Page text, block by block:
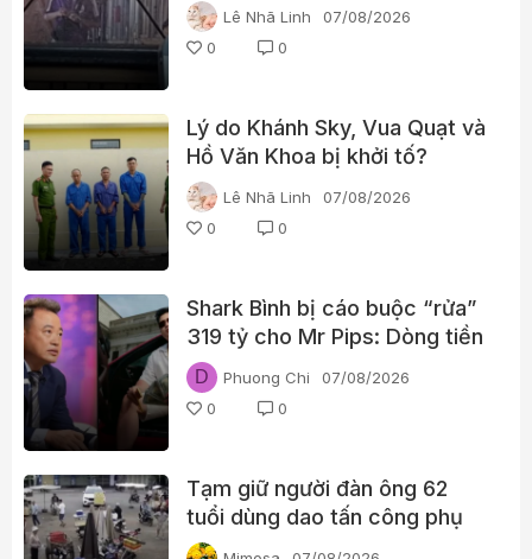
Lê Nhã Linh
07/08/2026
0
0
Lý do Khánh Sky, Vua Quạt và
Hồ Văn Khoa bị khởi tố?
Lê Nhã Linh
07/08/2026
0
0
Shark Bình bị cáo buộc “rửa”
319 tỷ cho Mr Pips: Dòng tiền
đã đi qua Ngân Lượng như thế
nào?
D Phuong Chi
07/08/2026
0
0
Tạm giữ người đàn ông 62
tuổi dùng dao tấn công phụ
nữ giữa chợ